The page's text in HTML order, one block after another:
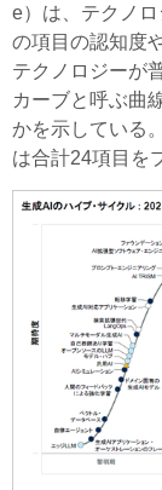
e）は、テクノ
の項目の認知度
テクノロジーが
カーブと呼ぶ曲
かを示している
は合計24項目を